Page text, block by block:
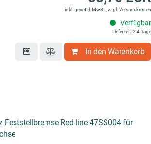
inkl. gesetzl. MwSt., zzgl. Versandkosten
Verfügbar
Lieferzeit: 2-4 Tage
In den Warenkorb